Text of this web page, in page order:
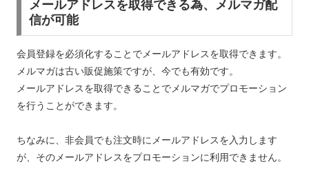
メールアドレスを取得できる為、メルマガ配
信が可能
会員登録を必須化することでメールアドレスを取得できます。
メルマガは古い販促施策ですが、今でも有効です。
メールアドレスを取得できることでメルマガでプロモーション
を行うことができます。
ちなみに、非会員でも注文時にメールアドレスを入力します
が、そのメールアドレスをプロモーションに利用できません。